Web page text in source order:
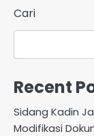
Cari
Recent
Sidang Kadin
Modifikasi